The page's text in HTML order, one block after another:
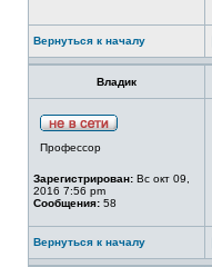
Вернуться к началу
Владик
Профессор
Зарегистрирован: Вс окт 09,
2016 7:56 pm
Сообщения: 58
Вернуться к началу